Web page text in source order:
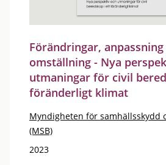
Förändringar, anpassning
omställning - Nya
utmaningar för civil
föränderligt klimat
Myndigheten för samhällsskydd
(MSB)
2023